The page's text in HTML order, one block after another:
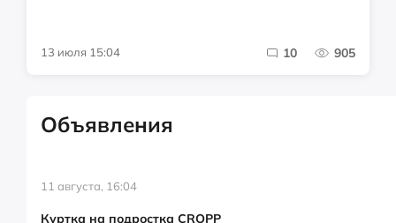
13 июля 15:04 10 905
Объявления
11 августа, 16:04
Куртка на подростка CROPP